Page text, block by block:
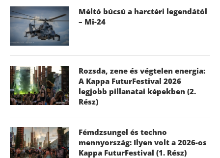
Méltó búcsú a harctéri legendától
– Mi-24
Rozsda, zene és végtelen energia:
A Kappa FuturFestival 2026
legjobb pillanatai képekben (2.
Rész)
Fémdzsungel és techno
mennyország: Ilyen volt a 2026-os
Kappa FuturFestival (1. Rész)